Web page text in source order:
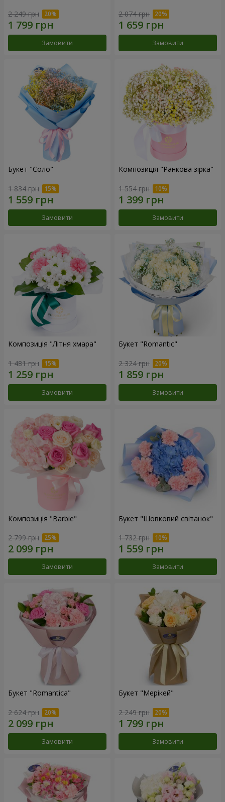
2 249 грн
Замовити
2 074 грн
Замовити
Букет "Соло"
1 834 грн
Замовити
Композиція "Ранкова зірка"
1 554 грн
Замовити
Композиція "Літня хмара"
1 481 грн
Замовити
Букет "Romantic"
2 324 грн
Замовити
Композиція "Barbie"
2 799 грн
Замовити
Букет "Шовковий світанок"
1 732 грн
Замовити
Букет "Romantica"
2 624 грн
Замовити
Букет "Мерікей"
2 249 грн
Замовити